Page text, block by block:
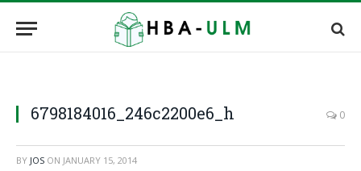
6798184016_246c2200e6_h 0
BY JOS ON JANUARY 15, 2014